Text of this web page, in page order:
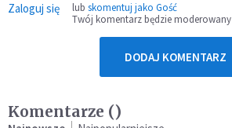
Zaloguj się lub skomentuj jako Gość
Twój komentarz będzie moderowany
DODAJ KOMENTARZ
Komentarze ()